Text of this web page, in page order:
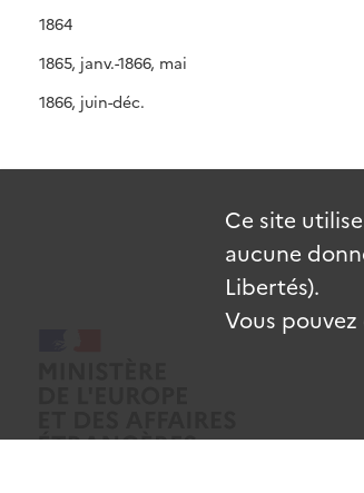
1864
1865, janv.-1866, mai
1866, juin-déc.
Ce site
aucune
Libertés).
Vous